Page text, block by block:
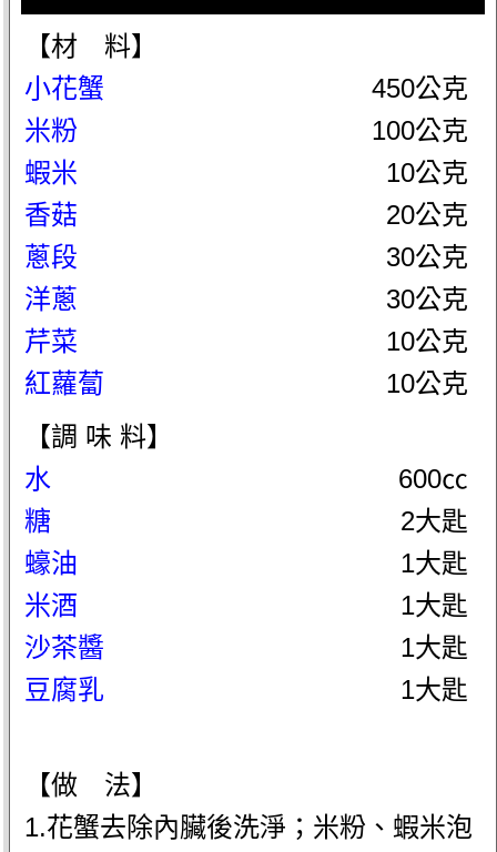
【材 料】
小花蟹
450公克
米粉
100公克
蝦米
10公克
香菇
20公克
蔥段
30公克
洋蔥
30公克
芹菜
10公克
紅蘿蔔
10公克
【調 味 料】
水
600㏄
糖
2大匙
蠔油
1大匙
米酒
1大匙
沙茶醬
1大匙
豆腐乳
1大匙
【做 法】
1.花蟹去除內臟後洗淨；米粉、蝦米泡